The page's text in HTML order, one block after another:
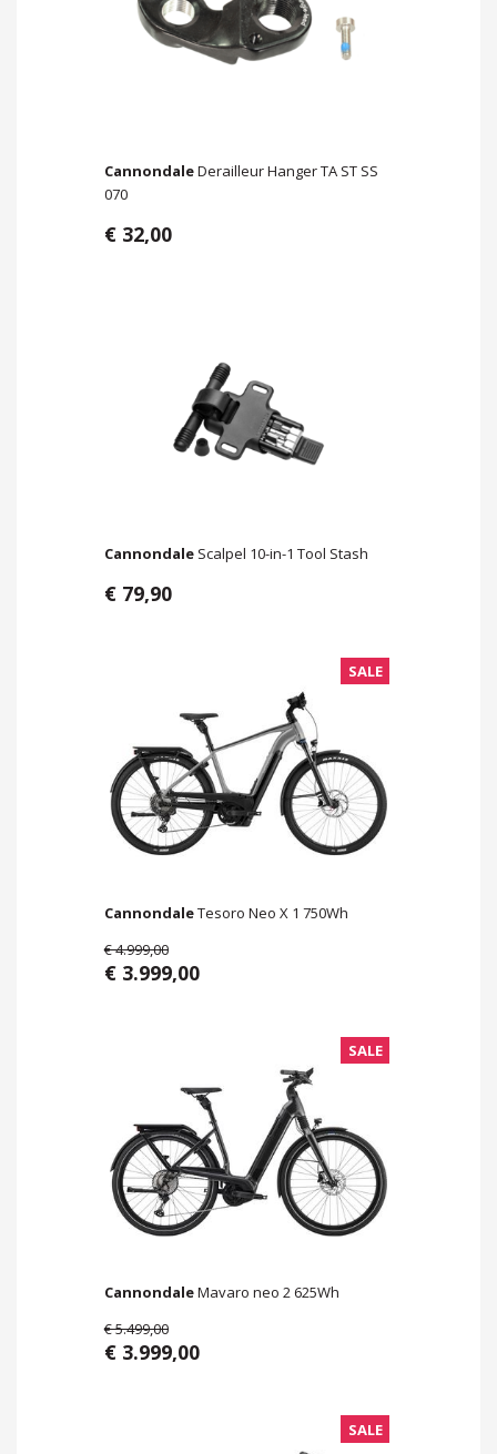
CannondaleDerailleur Hanger TA ST SS
070
€ 32,00
Cannondale Scalpel 10-in-1 Tool Stash
€ 79,90
SALE
CannondaleTesoro Neo X 1 750Wh
€ 4.999,00
€ 3.999,00
SALE
CannondaleMavaro neo 2 625Wh
€ 5.499,00
€ 3.999,00
SALE